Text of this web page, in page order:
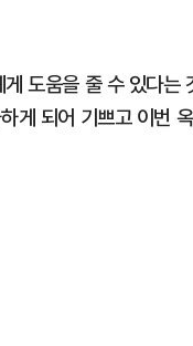
도움을 줄 수 있다
게 되어 기쁘고 이번